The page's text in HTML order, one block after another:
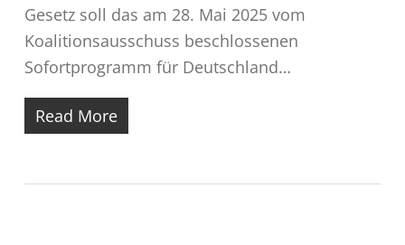
Gesetz soll das am 28. Mai 2025 vom
Koalitionsausschuss beschlossenen
Sofortprogramm für Deutschland…
Read More